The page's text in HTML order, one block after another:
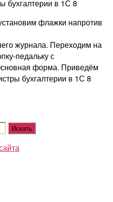
флажки напротив
журнала. Переходим на
педальку с
форма. Приведём